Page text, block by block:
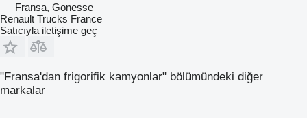
Fransa, Gonesse
Renault Trucks France
Satıcıyla iletişime geç
"Fransa'dan frigorifik kamyonlar" bölümündeki diğer
markalar